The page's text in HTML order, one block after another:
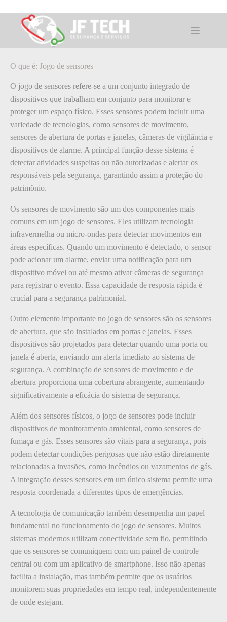
para
conteúdoO que é: Jogo de sensores
O que é: Jogo de sensores
O jogo de sensores refere-se a um conjunto integrado de
dispositivos que trabalham em conjunto para monitorar e
proteger um espaço físico. Esses sensores podem incluir uma
variedade de tecnologias, como sensores de movimento,
sensores de abertura de portas e janelas, câmeras de vigilância e
dispositivos de alarme. A principal função desse sistema é
detectar atividades suspeitas ou não autorizadas e alertar os
responsáveis pela segurança, garantindo assim a proteção do
patrimônio.
Os sensores de movimento são um dos componentes mais
comuns em um jogo de sensores. Eles utilizam tecnologia
infravermelha ou micro-ondas para detectar movimentos em
áreas específicas. Quando um movimento é detectado, o sensor
pode acionar um alarme, enviar uma notificação para um
dispositivo móvel ou até mesmo ativar câmeras de segurança
para registrar o evento. Essa capacidade de resposta rápida é
crucial para a segurança patrimonial.
Outro elemento importante no jogo de sensores são os sensores
de abertura, que são instalados em portas e janelas. Esses
dispositivos são projetados para detectar quando uma porta ou
janela é aberta, enviando um alerta imediato ao sistema de
segurança. A combinação de sensores de movimento e de
abertura proporciona uma cobertura abrangente, aumentando
significativamente a eficácia do sistema de segurança.
Além dos sensores físicos, o jogo de sensores pode incluir
dispositivos de monitoramento ambiental, como sensores de
fumaça e gás. Esses sensores são vitais para a segurança, pois
podem detectar condições perigosas que não estão diretamente
relacionadas a invasões, como incêndios ou vazamentos de gás.
A integração desses sensores em um único sistema permite uma
resposta coordenada a diferentes tipos de emergências.
A tecnologia de comunicação também desempenha um papel
fundamental no funcionamento do jogo de sensores. Muitos
sistemas modernos utilizam conectividade sem fio, permitindo
que os sensores se comuniquem com um painel de controle
central ou com um aplicativo de smartphone. Isso não apenas
facilita a instalação, mas também permite que os usuários
monitorem suas propriedades em tempo real, independentemente
de onde estejam.